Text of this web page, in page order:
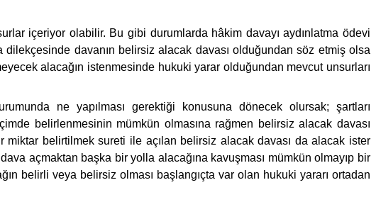
içeriyor olabilir. Bu gibi durumlarda hâkim davayı aydınlatma ödevi
davanın belirsiz alacak davası olduğundan söz etmiş olsa
alacağın istenmesinde hukuki yarar olduğundan mevcut unsurları
ne yapılması gerektiği konusuna dönecek olursak; şartları
belirlenmesinin mümkün olmasına rağmen belirsiz alacak davası
belirtilmek sureti ile açılan belirsiz alacak davası da alacak ister
açmaktan başka bir yolla alacağına kavuşması mümkün olmayıp bir
belirli veya belirsiz olması başlangıçta var olan hukuki yararı ortadan